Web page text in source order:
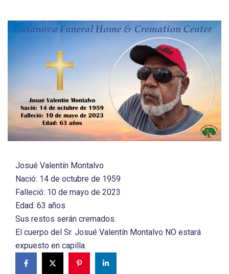
Josué Valentín Montalvo
Nació: 14 de octubre de 1959
Falleció: 10 de mayo de 2023
Edad: 63 años
Sus restos serán cremados.
El cuerpo del Sr. Josué Valentín Montalvo NO estará
expuesto en capilla.